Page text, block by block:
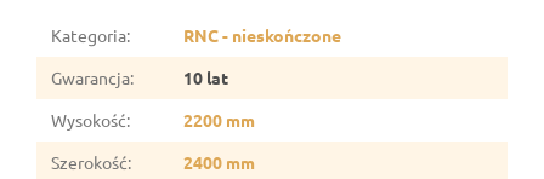
Kategoria:
RNC - nieskończone
Gwarancja:
10 lat
Wysokość:
2200 mm
Szerokość:
2400 mm